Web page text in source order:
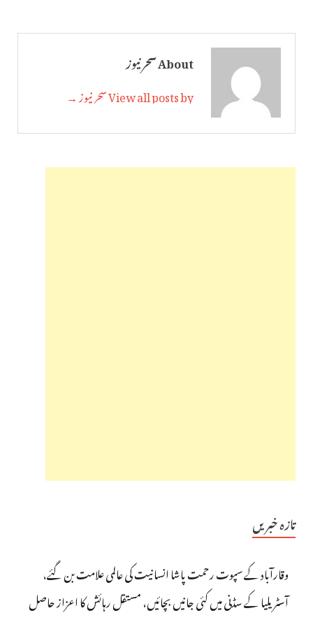
About سحر نیوز
View all posts by سحر نیوز →
تازہ خبریں
وقارآباد کے سپوت رحمت پاشا انسانیت کی عالمی علامت بن گئے،
آسٹریلیا کے سڈنی میں کئی جانیں بچائیں، مستقل رہائش کا اعزاز حاصل